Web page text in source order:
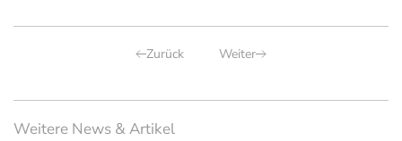
Zurück Weiter
Weitere News & Artikel